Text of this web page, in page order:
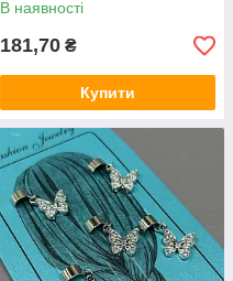
В наявності
181,70 ₴
Купити